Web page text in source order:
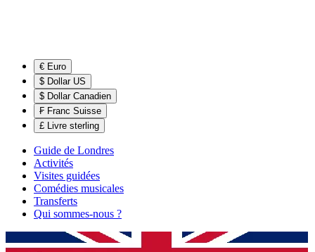
€ Euro
$ Dollar US
$ Dollar Canadien
₣ Franc Suisse
£ Livre sterling
Guide de Londres
Activités
Visites guidées
Comédies musicales
Transferts
Qui sommes-nous ?